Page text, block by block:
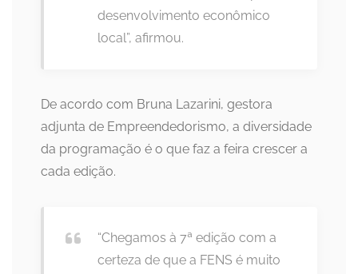
desenvolvimento econômico
local”, afirmou.
De acordo com Bruna Lazarini, gestora
adjunta de Empreendedorismo, a diversidade
da programação é o que faz a feira crescer a
cada edição.
“Chegamos à 7ª edição com a
certeza de que a FENS é muito